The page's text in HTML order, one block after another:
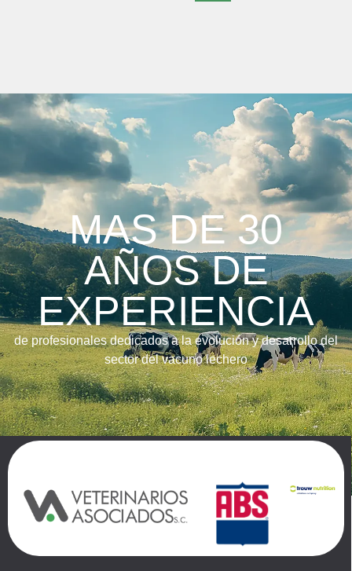
MAS DE 30
AÑOS DE
EXPERIENCIA
de profesionales dedicados a la evolución y desarrollo del
sector del vacuno lechero